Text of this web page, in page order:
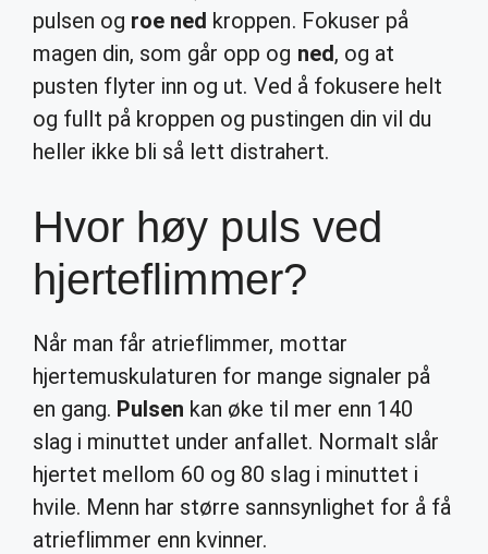
pulsen og roe ned kroppen. Fokuser på
magen din, som går opp og ned, og at
pusten flyter inn og ut. Ved å fokusere helt
og fullt på kroppen og pustingen din vil du
heller ikke bli så lett distrahert.
Hvor høy puls ved
hjerteflimmer?
Når man får atrieflimmer, mottar
hjertemuskulaturen for mange signaler på
en gang. Pulsen kan øke til mer enn 140
slag i minuttet under anfallet. Normalt slår
hjertet mellom 60 og 80 slag i minuttet i
hvile. Menn har større sannsynlighet for å få
atrieflimmer enn kvinner.